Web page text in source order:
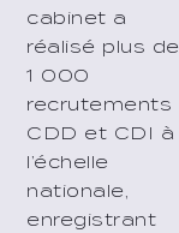
cabinet a
réalisé plus de
1 000
recrutements
CDD et CDI à
l’échelle
nationale,
enregistrant